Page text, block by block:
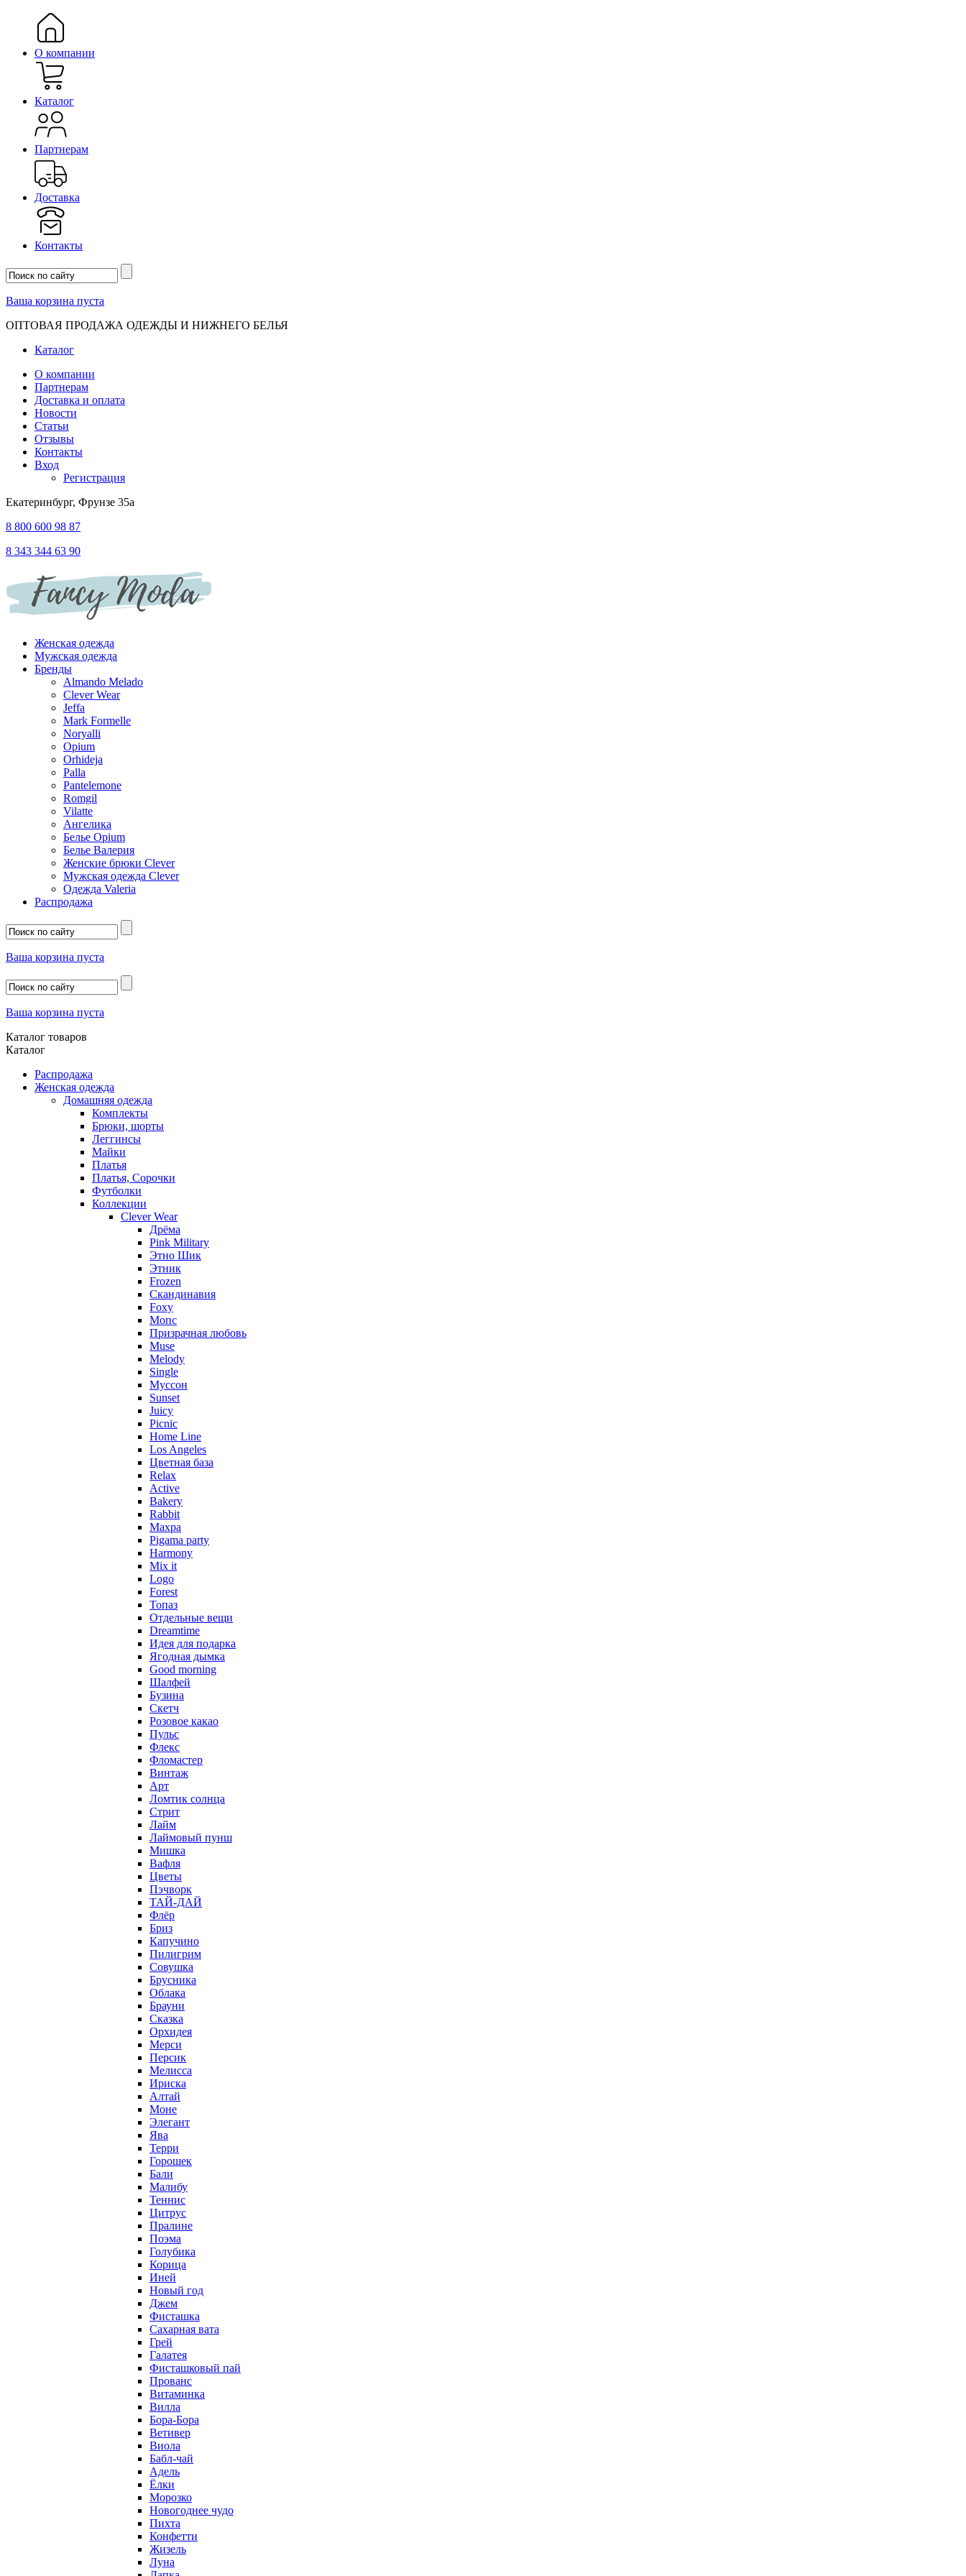
О компании
Каталог
Партнерам
Доставка
Контакты
Ваша корзина пуста
ОПТОВАЯ ПРОДАЖА ОДЕЖДЫ И НИЖНЕГО БЕЛЬЯ
Каталог
О компании
Партнерам
Доставка и оплата
Новости
Статьи
Отзывы
Контакты
Вход
Регистрация
Екатеринбург, Фрунзе 35а
8 800 600 98 87
8 343 344 63 90
Женская одежда
Мужская одежда
Бренды
Almando Melado
Clever Wear
Jeffa
Mark Formelle
Noryalli
Opium
Orhideja
Palla
Pantelemone
Romgil
Vilatte
Ангелика
Белье Opium
Белье Валерия
Женские брюки Clever
Мужская одежда Clever
Одежда Valeria
Распродажа
Ваша корзина пуста
Ваша корзина пуста
Каталог товаров
Каталог
Распродажа
Женская одежда
Домашняя одежда
Комплекты
Брюки, шорты
Леггинсы
Майки
Платья
Платья, Сорочки
Футболки
Коллекции
Clever Wear
Дрёма
Pink Military
Этно Шик
Этник
Frozen
Скандинавия
Foxy
Мопс
Призрачная любовь
Muse
Melody
Single
Муссон
Sunset
Juicy
Picnic
Home Line
Los Angeles
Цветная база
Relax
Active
Bakery
Rabbit
Махра
Pigama party
Harmony
Mix it
Logo
Forest
Топаз
Отдельные вещи
Dreamtime
Идея для подарка
Ягодная дымка
Good morning
Шалфей
Бузина
Скетч
Розовое какао
Пульс
Флекс
Фломастер
Винтаж
Арт
Ломтик солнца
Стрит
Лайм
Лаймовый пунш
Мишка
Вафля
Цветы
Пэчворк
ТАЙ-ДАЙ
Флёр
Бриз
Капучино
Пилигрим
Совушка
Брусника
Облака
Брауни
Сказка
Орхидея
Мерси
Персик
Мелисса
Ириска
Алтай
Моне
Элегант
Ява
Терри
Горошек
Бали
Малибу
Теннис
Цитрус
Пралине
Поэма
Голубика
Корица
Иней
Новый год
Джем
Фисташка
Сахарная вата
Грей
Галатея
Фисташковый пай
Прованс
Витаминка
Вилла
Бора-Бора
Ветивер
Виола
Бабл-чай
Адель
Ёлки
Морозко
Новогоднее чудо
Пихта
Конфетти
Жизель
Луна